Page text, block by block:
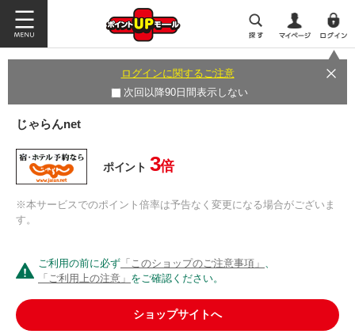
ログインに関するご注意
次回以降90日間表示しない
じゃらんnet
ポイント 3倍
※本サービスでのポイント倍率は予告なく変更になる場合がございま
す。
ご利用の前に必ず 「このショップのご注意事項」 、
「ご利用上の注意」 をご確認ください。
ショップサイトへ